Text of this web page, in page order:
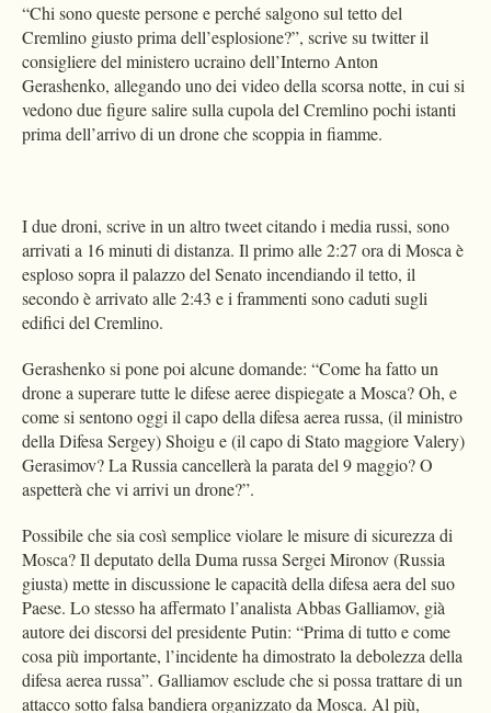
“Chi sono queste persone e perché salgono sul tetto del
Cremlino giusto prima dell’esplosione?”, scrive su twitter il
consigliere del ministero ucraino dell’Interno Anton
Gerashenko, allegando uno dei video della scorsa notte, in cui si
vedono due figure salire sulla cupola del Cremlino pochi istanti
prima dell’arrivo di un drone che scoppia in fiamme.
I due droni, scrive in un altro tweet citando i media russi, sono
arrivati a 16 minuti di distanza. Il primo alle 2:27 ora di Mosca è
esploso sopra il palazzo del Senato incendiando il tetto, il
secondo è arrivato alle 2:43 e i frammenti sono caduti sugli
edifici del Cremlino.
Gerashenko si pone poi alcune domande: “Come ha fatto un
drone a superare tutte le difese aeree dispiegate a Mosca? Oh, e
come si sentono oggi il capo della difesa aerea russa, (il ministro
della Difesa Sergey) Shoigu e (il capo di Stato maggiore Valery)
Gerasimov? La Russia cancellerà la parata del 9 maggio? O
aspetterà che vi arrivi un drone?”.
Possibile che sia così semplice violare le misure di sicurezza di
Mosca? Il deputato della Duma russa Sergei Mironov (Russia
giusta) mette in discussione le capacità della difesa aera del suo
Paese. Lo stesso ha affermato l’analista Abbas Galliamov, già
autore dei discorsi del presidente Putin: “Prima di tutto e come
cosa più importante, l’incidente ha dimostrato la debolezza della
difesa aerea russa”. Galliamov esclude che si possa trattare di un
attacco sotto falsa bandiera organizzato da Mosca. Al più,